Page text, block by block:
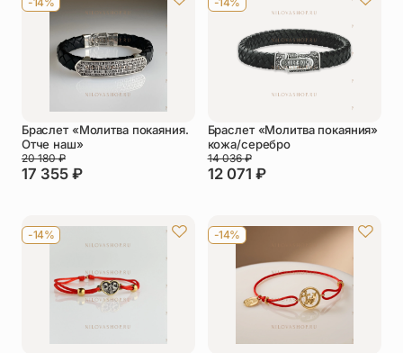
Упаковка
Цепи
Чётки
Шнурки на
Другое
Браслет «Молитва покаяния.
Отче наш»
17 355 ₽
20 180₽
Браслет «Молитва покаяния»
кожа/серебро
12 071 ₽
14 036₽
-14% -14%